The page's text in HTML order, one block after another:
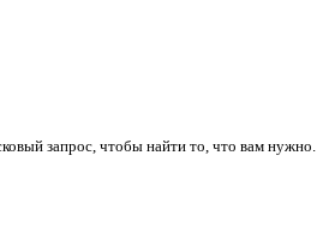
запрос, чтобы найти то, что вам нужно.